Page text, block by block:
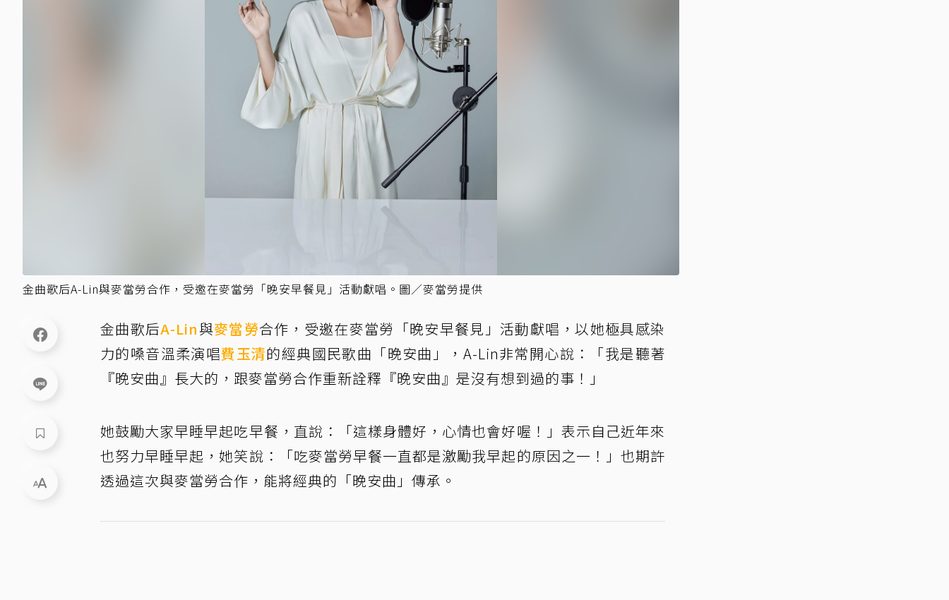
金曲歌后A-Lin與麥當勞合作，受邀在麥當勞「晚安早餐見」活動獻唱。圖／麥當勞提供
金曲歌后A-Lin與麥當勞合作，受邀在麥當勞「晚安早餐見」活動獻唱，以她極具感染
力的嗓音溫柔演唱費玉清的經典國民歌曲「晚安曲」，A-Lin非常開心說：「我是聽著
『晚安曲』長大的，跟麥當勞合作重新詮釋『晚安曲』是沒有想到過的事！」
她鼓勵大家早睡早起吃早餐，直說：「這樣身體好，心情也會好喔！」表示自己近年來
也努力早睡早起，她笑說：「吃麥當勞早餐一直都是激勵我早起的原因之一！」也期許
透過這次與麥當勞合作，能將經典的「晚安曲」傳承。